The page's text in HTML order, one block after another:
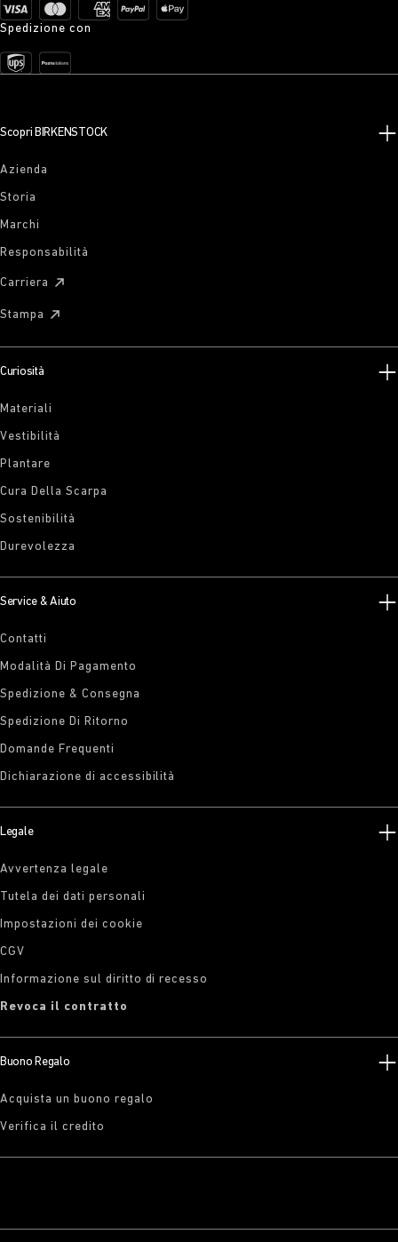
Spedizione con
Scopri BIRKENSTOCK
Azienda
Storia
Marchi
Responsabilità
Carriera
Stampa
Curiosità
Materiali
Vestibilità
Plantare
Cura Della Scarpa
Sostenibilità
Durevolezza
Service & Aiuto
Contatti
Modalità Di Pagamento
Spedizione & Consegna
Spedizione Di Ritorno
Domande Frequenti
Dichiarazione di accessibilità
Legale
Avvertenza legale
Tutela dei dati personali
Impostazioni dei cookie
CGV
Informazione sul diritto di recesso
Revoca il contratto
Buono Regalo
Acquista un buono regalo
Verifica il credito